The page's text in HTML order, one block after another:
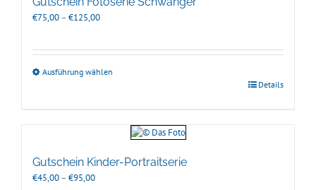
€75,00– €125,00Preisspanne:
€125,00
Ausführung wählen
Details
Gutschein Kinder-Portraitserie
€45,00– €95,00Preisspanne: